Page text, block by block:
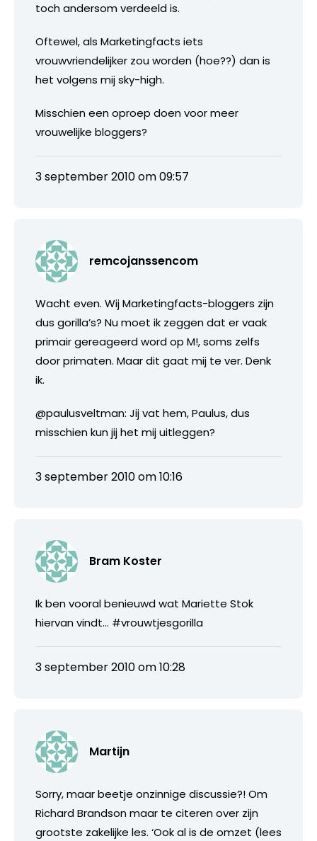
toch andersom verdeeld is.
Oftewel, als Marketingfacts iets
vrouwvriendelijker zou worden (hoe??) dan is
het volgens mij sky-high.
Misschien een oproep doen voor meer
vrouwelijke bloggers?
3 september 2010 om 09:57
remcojanssencom
Wacht even. Wij Marketingfacts-bloggers zijn
dus gorilla’s? Nu moet ik zeggen dat er vaak
primair gereageerd word op M!, soms zelfs
door primaten. Maar dit gaat mij te ver. Denk
ik.
@paulusveltman: Jij vat hem, Paulus, dus
misschien kun jij het mij uitleggen?
3 september 2010 om 10:16
Bram Koster
Ik ben vooral benieuwd wat Mariette Stok
hiervan vindt… #vrouwtjesgorilla
3 september 2010 om 10:28
Martijn
Sorry, maar beetje onzinnige discussie?! Om
Richard Brandson maar te citeren over zijn
grootste zakelijke les. ‘Ook al is de omzet (lees